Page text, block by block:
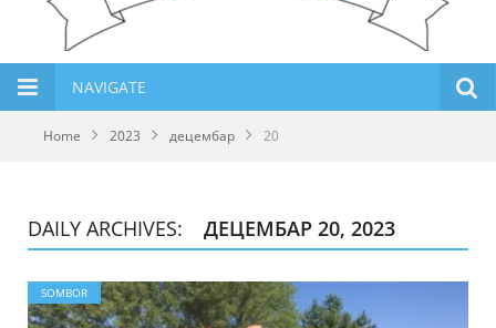
NAVIGATE
Home 2023 децембар 20
DAILY ARCHIVES: ДЕЦЕМБАР 20, 2023
SOMBOR